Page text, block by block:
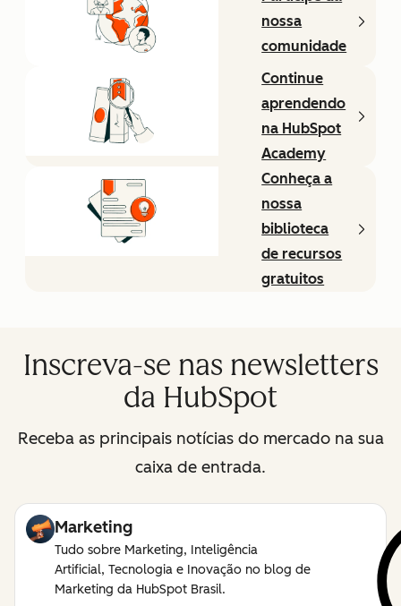
nossa
comunidade
Continue
aprendendo
na HubSpot
Academy
Conheça a
nossa
biblioteca
de recursos
gratuitos
Inscreva-se nas newsletters
da HubSpot
Receba as principais notícias do mercado na sua
caixa de entrada.
Marketing
Tudo sobre Marketing, Inteligência
Artificial, Tecnologia e Inovação no blog de
Marketing da HubSpot Brasil.